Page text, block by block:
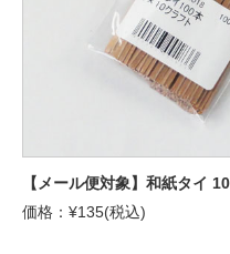
【メール便対象】和紙タイ
価格：¥135(税込)